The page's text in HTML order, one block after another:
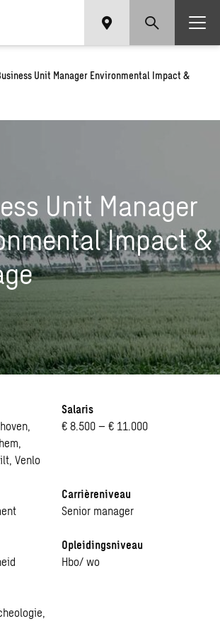
Unit Manager Environmental Impact &
Unit Manager
Impact &
Venlo
Salaris
€ 8.500 – € 11.000
Carrièreniveau
Senior manager
Opleidingsniveau
Hbo/ wo